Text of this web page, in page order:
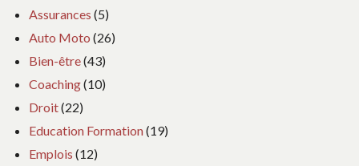
Assurances (5)
Auto Moto (26)
Bien-être(43)
Coaching(10)
Droit(22)
Education Formation(19)
Emplois (12)